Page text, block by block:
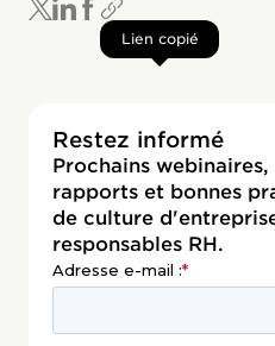
Lien copié
Restez informé
Prochains webinaires,
rapports et bonnes
de culture
responsables RH.